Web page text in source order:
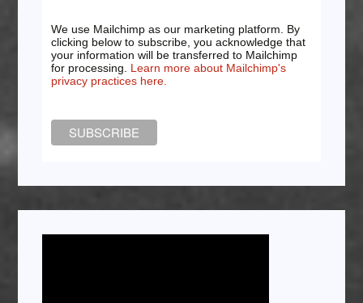
We use Mailchimp as our marketing platform. By
clicking below to subscribe, you acknowledge that
your information will be transferred to Mailchimp
for processing. Learn more about Mailchimp's
privacy practices here.